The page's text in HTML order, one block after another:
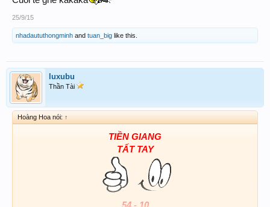
25/9/15
nhadaututhongminh and tuan_big like this.
luxubu
Thần Tài
Hoàng Hoa nói: ↑
TIỀN GIANG
TẤT TAY
54 - 10